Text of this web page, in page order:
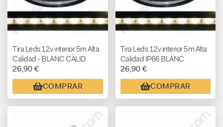
Tira Leds 12v interior 5m Alta
Calidad - BLANC CÀLID
26,90 €
COMPRAR
Tira Leds 12v interior 5m Alta
Calidad IP66 BLANC
NEUTRE
26,90 €
COMPRAR